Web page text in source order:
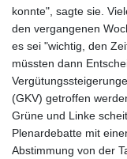
konnte", sagte sie.
den vergangenen
es sei "wichtig, den
müssten dann
(GKV) getroffen
Grüne und Linke
Plenardebatte mit
Abstimmung von der